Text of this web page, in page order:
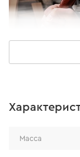
Главные
- Масса